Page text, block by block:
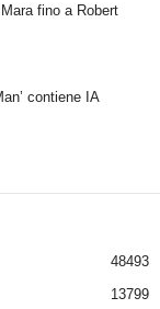
fino a Robert
contiene IA
48493
13799